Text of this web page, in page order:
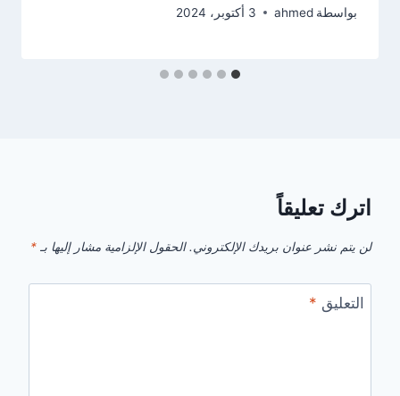
بواسطة ahmed 3 أكتوبر، 2024
اترك تعليقاً
لن يتم نشر عنوان بريدك الإلكتروني. الحقول الإلزامية مشار إليها بـ *
التعليق *